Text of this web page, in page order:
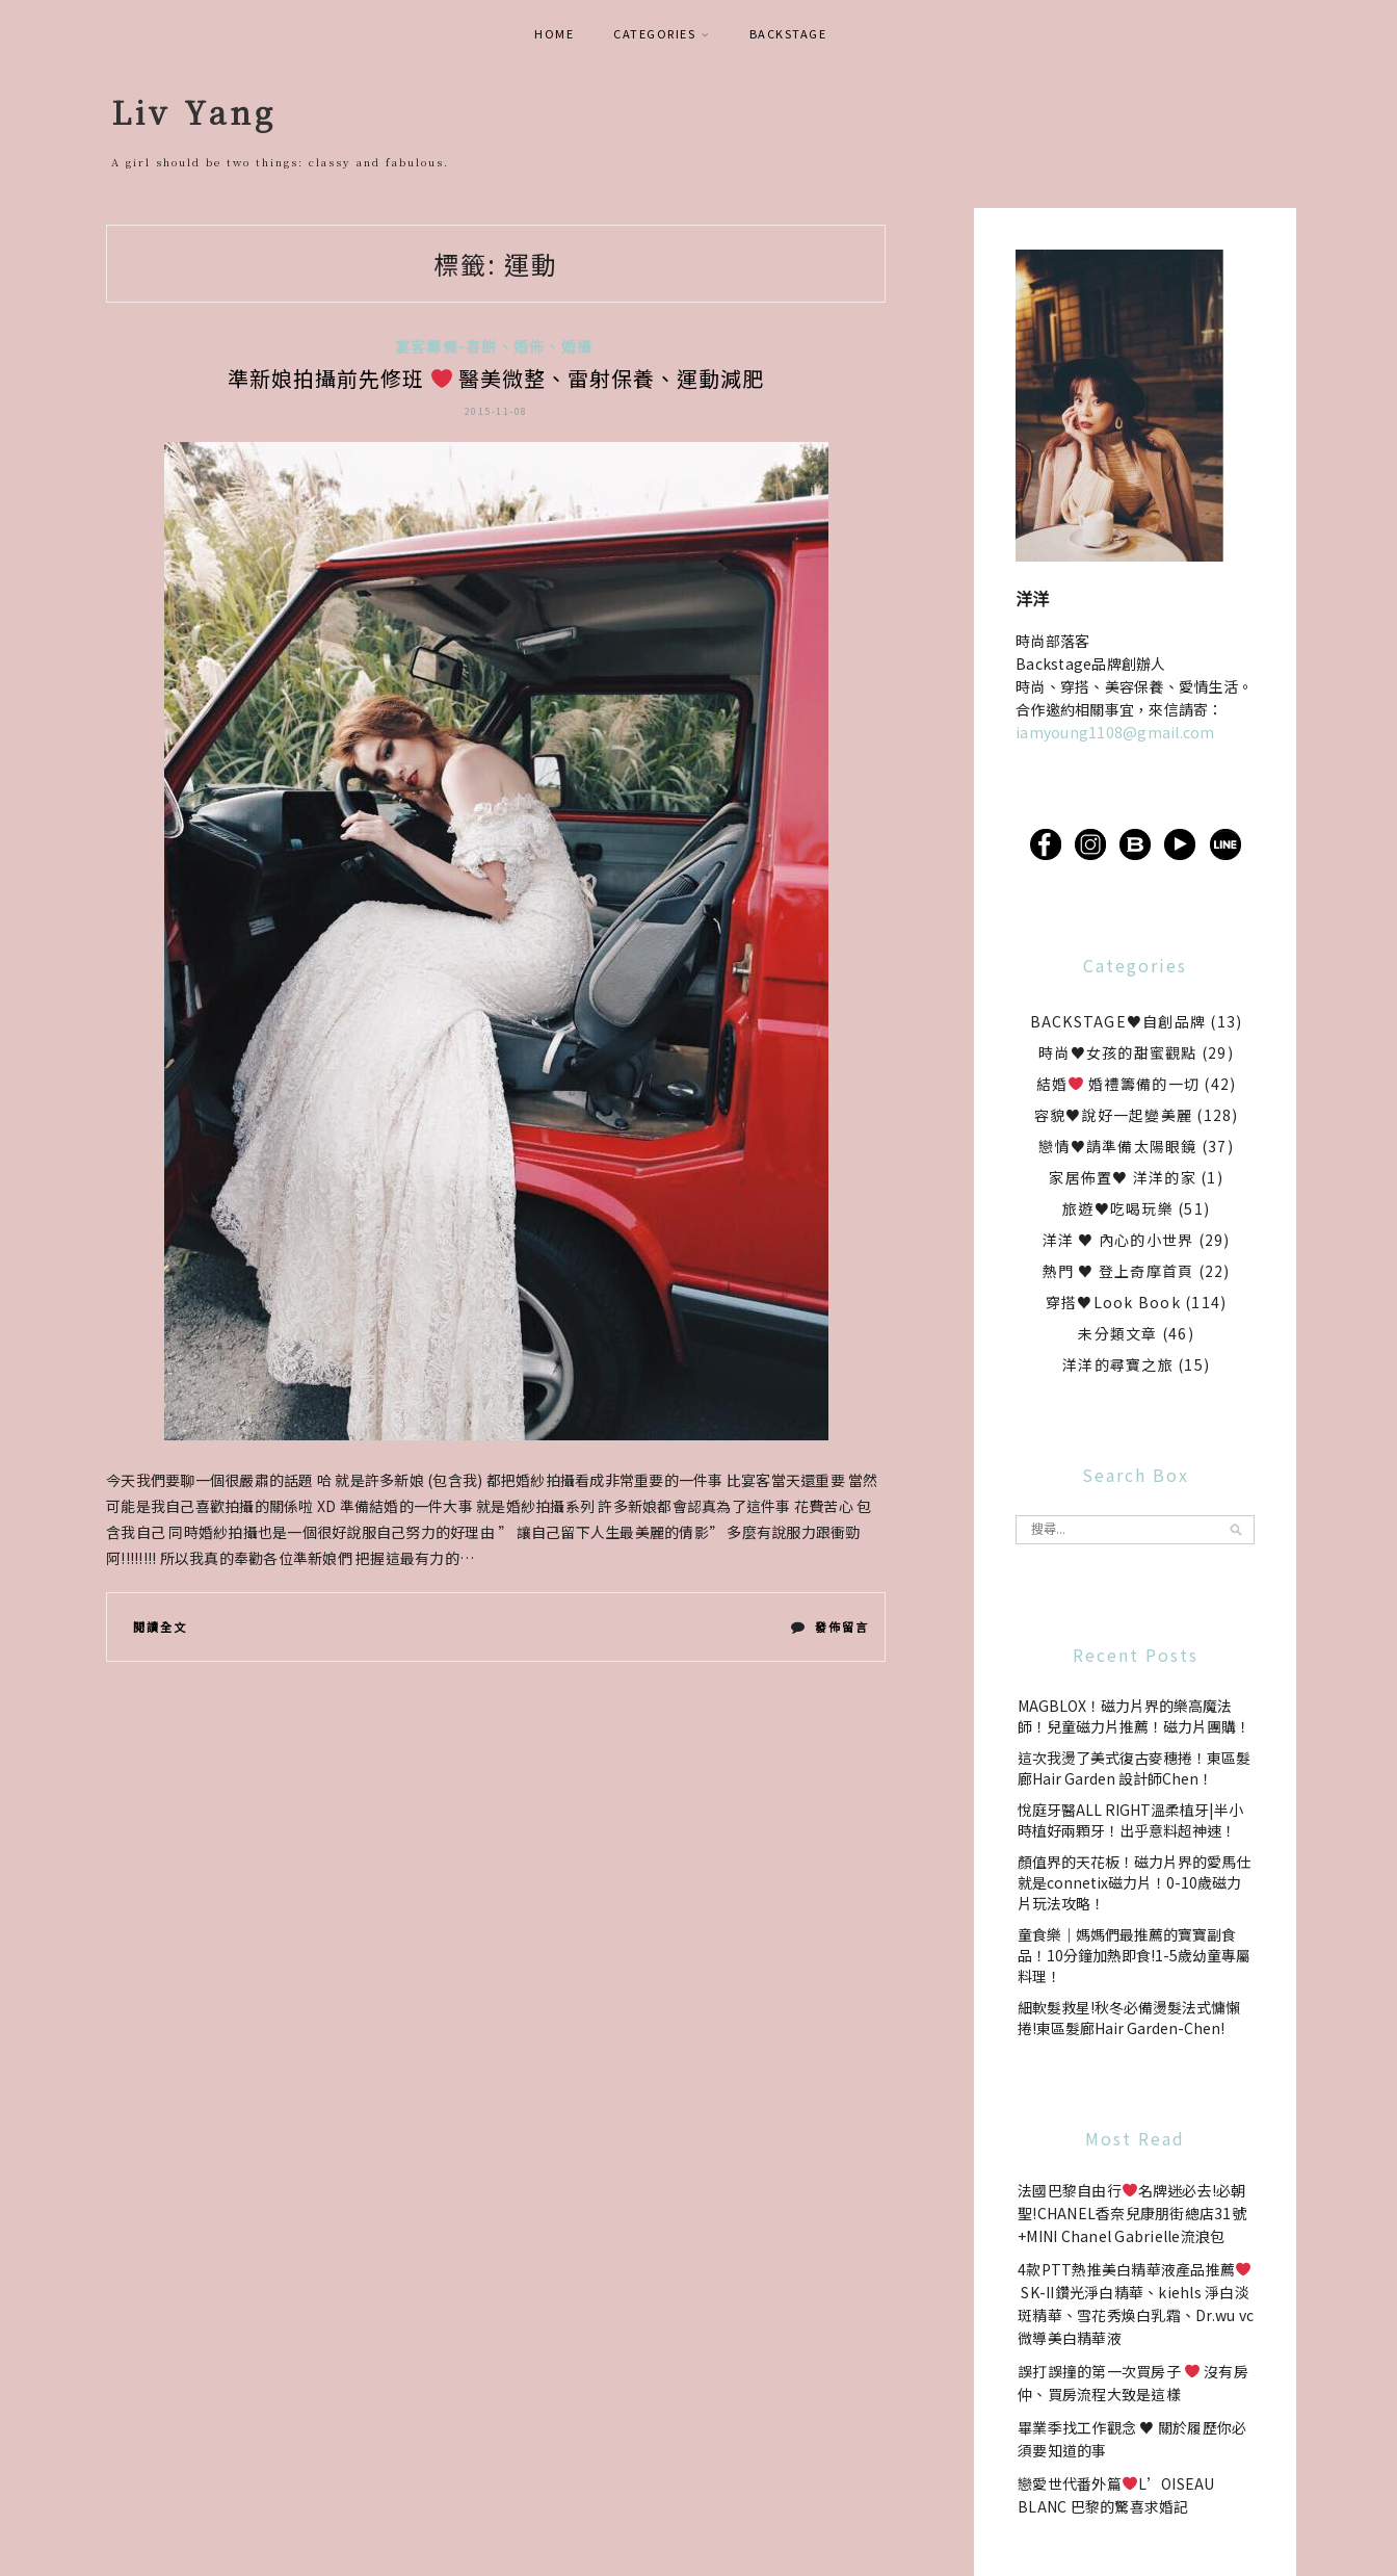
HOME CATEGORIES BACKSTAGE
Liv Yang
A girl should be two things: classy and fabulous.
標籤: 運動
宴客籌備-喜餅、婚佈、婚攝
準新娘拍攝前先修班 醫美微整、雷射保養、運動減肥
2015-11-08
今天我們要聊一個很嚴肅的話題 哈 就是許多新娘 (包含我) 都把婚紗拍攝看成非常重要的一件事 比宴客當天還重要 當然
可能是我自己喜歡拍攝的關係啦 XD 準備結婚的一件大事 就是婚紗拍攝系列 許多新娘都會認真為了這件事 花費苦心 包
含我自己 同時婚紗拍攝也是一個很好說服自己努力的好理由 ” 讓自己留下人生最美麗的倩影” 多麼有說服力跟衝勁
阿!!!!!!!! 所以我真的奉勸各位準新娘們 把握這最有力的…
閱讀全文 在
〈準
發佈留言
洋洋
時尚部落客
Backstage品牌創辦人
時尚、穿搭、美容保養、愛情生活。
合作邀約相關事宜，來信請寄：
iamyoung1108@gmail.com
Categories
BACKSTAGE♥自創品牌 (13)
時尚♥女孩的甜蜜觀點 (29)
結婚
婚禮籌備的一切 (42)
容貌♥說好一起變美麗 (128)
戀情♥請準備太陽眼鏡 (37)
家居佈置♥ 洋洋的家 (1)
旅遊♥吃喝玩樂 (51)
洋洋 ♥ 內心的小世界 (29)
熱門 ♥ 登上奇摩首頁 (22)
穿搭♥Look Book (114)
未分類文章 (46)
洋洋的尋寶之旅 (15)
Search Box
Recent Posts
MAGBLOX！磁力片界的樂高魔法
師！兒童磁力片推薦！磁力片團購！
這次我燙了美式復古麥穗捲！東區髮
廊Hair Garden 設計師Chen！
悅庭牙醫ALL RIGHT溫柔植牙|半小
時植好兩顆牙！出乎意料超神速！
顏值界的天花板！磁力片界的愛馬仕
就是connetix磁力片！0-10歲磁力
片玩法攻略！
童食樂｜媽媽們最推薦的寶寶副食
品！10分鐘加熱即食!1-5歲幼童專屬
料理！
細軟髮救星!秋冬必備燙髮法式慵懶
捲!東區髮廊Hair Garden-Chen!
Most Read
法國巴黎自由行
名牌迷必去!必朝
聖!CHANEL香奈兒康朋街總店31號
+MINI Chanel Gabrielle流浪包
4款PTT熱推美白精華液產品推薦
SK-II鑽光淨白精華、kiehls 淨白淡
斑精華、雪花秀煥白乳霜、Dr.wu vc
微導美白精華液
誤打誤撞的第一次買房子
沒有房
仲、買房流程大致是這樣
畢業季找工作觀念 ♥ 關於履歷你必
須要知道的事
戀愛世代番外篇
L’OISEAU
BLANC 巴黎的驚喜求婚記